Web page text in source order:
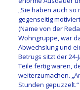
„Sie haben auch
gegenseitig
(Name von der
Wohngruppe, war
Abwechslung und
Betrugs sitzt der 24-
Teile fertig waren,
weiterzumachen.
Stunden